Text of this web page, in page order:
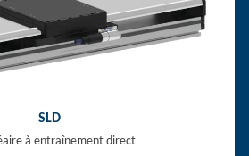
SLD
à entraînement direct